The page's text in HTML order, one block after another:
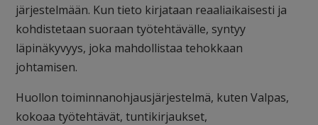
järjestelmään. Kun tieto kirjataan reaaliaikaisesti ja
kohdistetaan suoraan työtehtävälle, syntyy
läpinäkyvyys, joka mahdollistaa tehokkaan
johtamisen.
Huollon toiminnanohjausjärjestelmä, kuten Valpas,
kokoaa työtehtävät, tuntikirjaukset,